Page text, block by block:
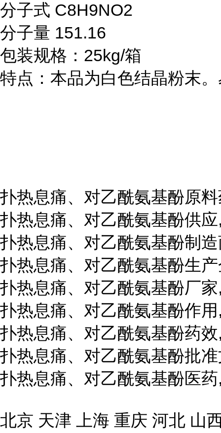
分子式 C8H9NO2
分子量 151.16
包装规格：25kg/箱
特点：本品为白色结晶粉末
扑热息痛、对乙酰氨基酚原
扑热息痛、对乙酰氨基酚供
扑热息痛、对乙酰氨基酚制
扑热息痛、对乙酰氨基酚生
扑热息痛、对乙酰氨基酚厂
扑热息痛、对乙酰氨基酚作
扑热息痛、对乙酰氨基酚药
扑热息痛、对乙酰氨基酚批
扑热息痛、对乙酰氨基酚医
北京 天津 上海 重庆 河北 山